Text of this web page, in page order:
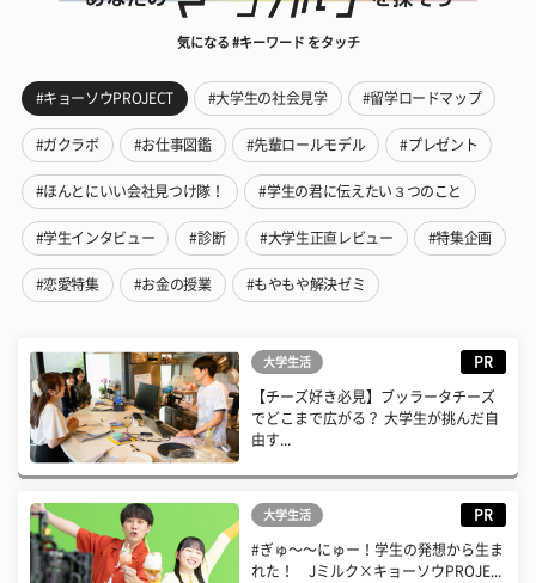
気になる #キーワード をタッチ
#キョーソウPROJECT #大学生の社会見学 #留学ロードマップ
#ガクラボ #お仕事図鑑 #先輩ロールモデル #プレゼント
#ほんとにいい会社見つけ隊！ #学生の君に伝えたい３つのこと
#学生インタビュー #診断 #大学生正直レビュー #特集企画
#恋愛特集 #お金の授業 #もやもや解決ゼミ
大学生活 PR
【チーズ好き必見】ブッラータチーズ
でどこまで広がる？ 大学生が挑んだ自
由す...
大学生活 PR
#ぎゅ〜〜にゅー！学生の発想から生ま
れた！ Jミルク×キョーソウPROJE...